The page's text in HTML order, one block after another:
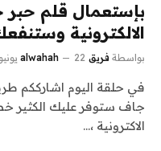
بإستعمال قلم
الالكترونية
بواسطة فريق alwahah 22 يونيو، 2015
في حلقة اليوم اشارككم
جاف ستوفر عليك الكثير
الاكترونية ،…